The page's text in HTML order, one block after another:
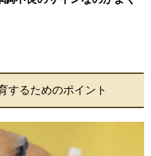
するためのポイント